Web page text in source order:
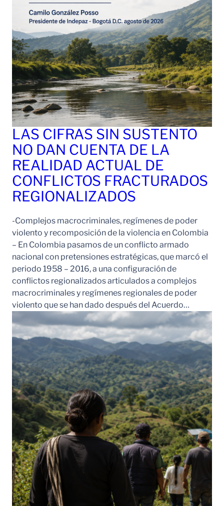
LAS CIFRAS SIN SUSTENTO
NO DAN CUENTA DE LA
REALIDAD ACTUAL DE
CONFLICTOS FRACTURADOS
REGIONALIZADOS
-Complejos macrocriminales, regímenes de poder
violento y recomposición de la violencia en Colombia
– En Colombia pasamos de un conflicto armado
nacional con pretensiones estratégicas, que marcó el
periodo 1958 – 2016, a una configuración de
conflictos regionalizados articulados a complejos
macrocriminales y regímenes regionales de poder
violento que se han dado después del Acuerdo…